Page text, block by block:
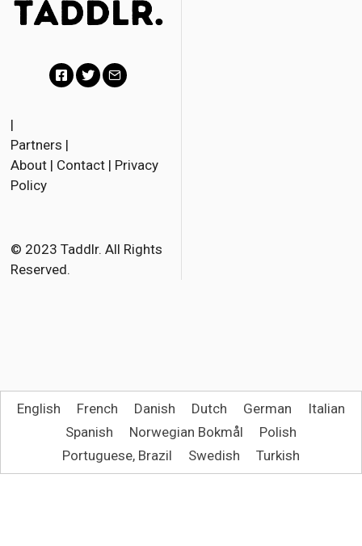
c
e
o
k
t
r
i
|
Partners |
About | Contact | Privacy
Policy
© 2023 Taddlr. All Rights
Reserved.
English French Danish Dutch German
Italian
Spanish
Norwegian Bokmål
Polish
Portuguese, Brazil
Swedish Turkish